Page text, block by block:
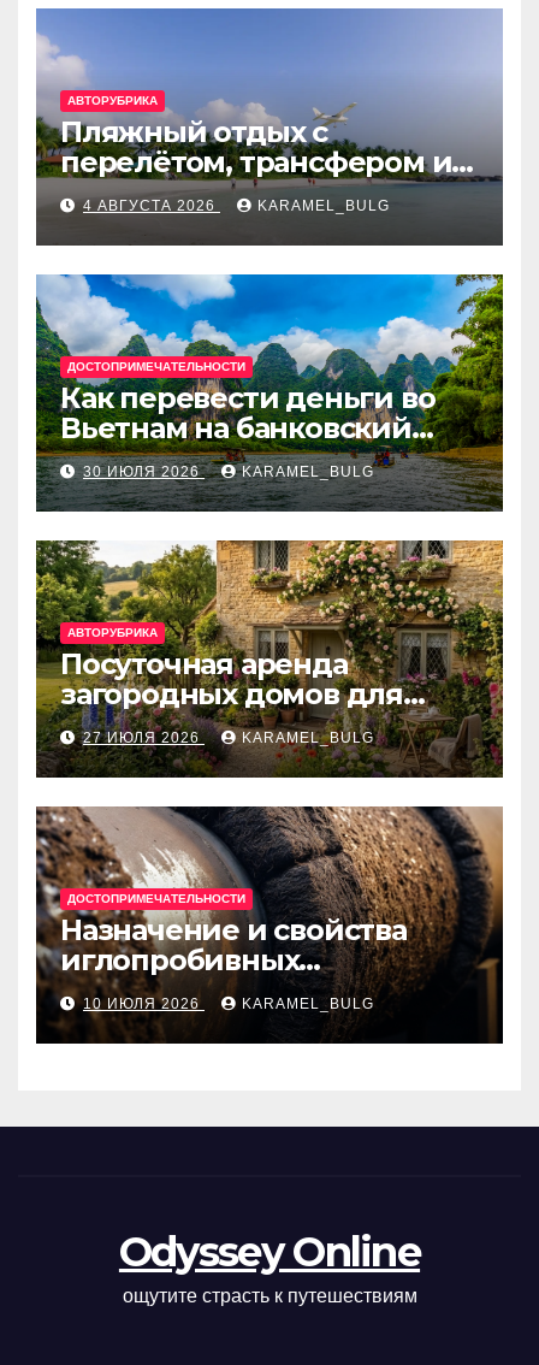
АВТОРУБРИКА
Пляжный отдых с
перелётом, трансфером и
отелем на Мальдивах, в
Турции, Греции, Таиланде
и Европе
4 АВГУСТА 2026 KARAMEL_BULG
ДОСТОПРИМЕЧАТЕЛЬНОСТИ
Как перевести деньги во
Вьетнам на банковский
счёт: VietcomBank, BIDV,
Techcombank и другие
банки
30 ИЮЛЯ 2026 KARAMEL_BULG
АВТОРУБРИКА
Посуточная аренда
загородных домов для
отдыха
27 ИЮЛЯ 2026 KARAMEL_BULG
ДОСТОПРИМЕЧАТЕЛЬНОСТИ
Назначение и свойства
иглопробивных
базальтовых огнеупорных
матов
10 ИЮЛЯ 2026 KARAMEL_BULG
Odyssey Online
ощутите страсть к путешествиям